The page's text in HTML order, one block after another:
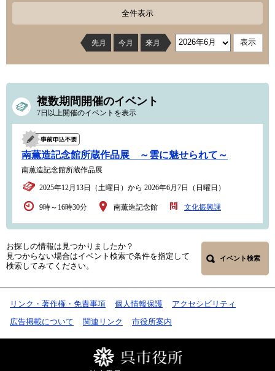
全件表示
先月 今月 来月
複数期間開催のイベント
7日以上開催のイベントを表示
南薫造記念館所蔵作品展 ～雲に魅せられて～
南薫造記念館所蔵作品展
2025年12月13日（土曜日）から 2026年6月7日（日曜日）
9時～16時30分 南薫造記念館 文化振興課
お探しの情報は見つかりましたか？
見つからない場合はイベント検索で条件を指定して
検索してみてください。
イベント検索
リンク・著作権・免責事項 個人情報保護 アクセシビリティ
広告掲載について 関連リンク 市役所案内